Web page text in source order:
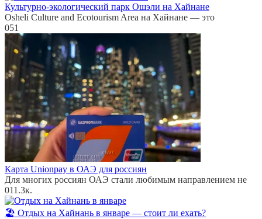
Культурно-экологический парк Ошэли на Хайнане
Osheli Culture and Ecotourism Area на Хайнане — это
051
Карта Unionpay в ОАЭ для россиян
Для многих россиян ОАЭ стали любимым направлением не
011.3к.
🏖️ Отдых на Хайнань в январе — стоит ли ехать?